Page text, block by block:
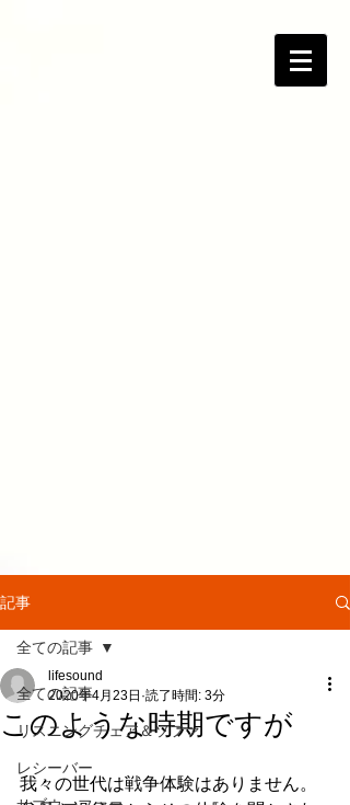
記事
全ての記事
リスニングチェア＆ソファ
レシーバー
全ての記事
このような時期ですが
lifesound
2020年4月23日 読了時間: 3分
我々の世代は戦争体験はありません。